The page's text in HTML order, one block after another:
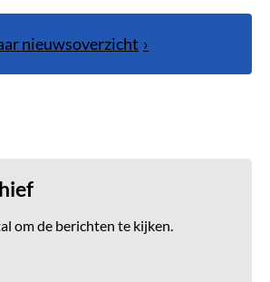
nieuwsoverzicht
om de berichten te kijken.